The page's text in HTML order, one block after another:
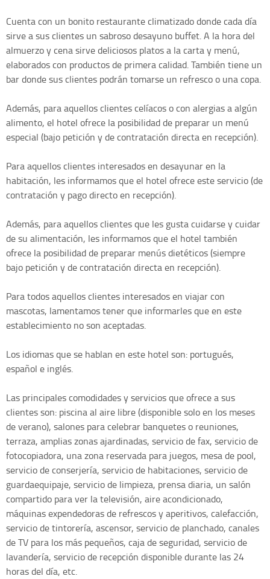
Cuenta con un bonito restaurante climatizado donde cada día
sirve a sus clientes un sabroso desayuno buffet. A la hora del
almuerzo y cena sirve deliciosos platos a la carta y menú,
elaborados con productos de primera calidad. También tiene un
bar donde sus clientes podrán tomarse un refresco o una copa.
Además, para aquellos clientes celíacos o con alergias a algún
alimento, el hotel ofrece la posibilidad de preparar un menú
especial (bajo petición y de contratación directa en recepción).
Para aquellos clientes interesados en desayunar en la
habitación, les informamos que el hotel ofrece este servicio (de
contratación y pago directo en recepción).
Además, para aquellos clientes que les gusta cuidarse y cuidar
de su alimentación, les informamos que el hotel también
ofrece la posibilidad de preparar menús dietéticos (siempre
bajo petición y de contratación directa en recepción).
Para todos aquellos clientes interesados en viajar con
mascotas, lamentamos tener que informarles que en este
establecimiento no son aceptadas.
Los idiomas que se hablan en este hotel son: portugués,
español e inglés.
Las principales comodidades y servicios que ofrece a sus
clientes son: piscina al aire libre (disponible solo en los meses
de verano), salones para celebrar banquetes o reuniones,
terraza, amplias zonas ajardinadas, servicio de fax, servicio de
fotocopiadora, una zona reservada para juegos, mesa de pool,
servicio de conserjería, servicio de habitaciones, servicio de
guardaequipaje, servicio de limpieza, prensa diaria, un salón
compartido para ver la televisión, aire acondicionado,
máquinas expendedoras de refrescos y aperitivos, calefacción,
servicio de tintorería, ascensor, servicio de planchado, canales
de TV para los más pequeños, caja de seguridad, servicio de
lavandería, servicio de recepción disponible durante las 24
horas del día, etc.